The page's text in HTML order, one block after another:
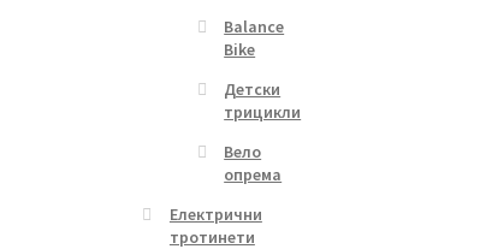
Balance
Bike
Детски
трицикли
Вело
опрема
Електрични
тротинети